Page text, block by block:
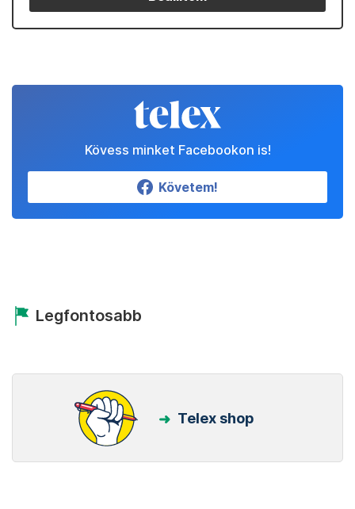
Kövess minket Facebookon is!
Követem!
Legfontosabb
Telex shop